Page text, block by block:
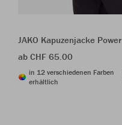
JAKO Kapuzenjacke Power
ab CHF 65.00
in 12 verschiedenen Farben
erhältlich